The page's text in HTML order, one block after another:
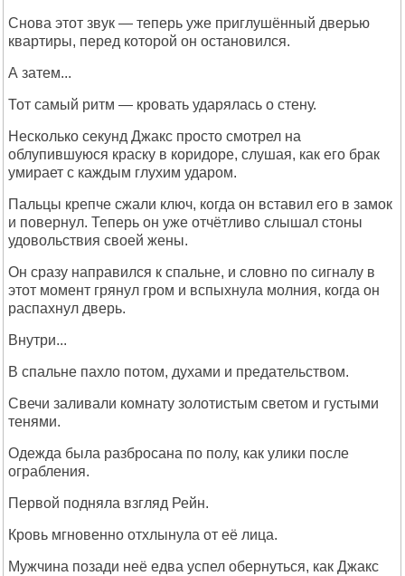
Снова этот звук — теперь уже приглушённый дверью
квартиры, перед которой он остановился.
А затем...
Тот самый ритм — кровать ударялась о стену.
Несколько секунд Джакс просто смотрел на
облупившуюся краску в коридоре, слушая, как его брак
умирает с каждым глухим ударом.
Пальцы крепче сжали ключ, когда он вставил его в замок
и повернул. Теперь он уже отчётливо слышал стоны
удовольствия своей жены.
Он сразу направился к спальне, и словно по сигналу в
этот момент грянул гром и вспыхнула молния, когда он
распахнул дверь.
Внутри...
В спальне пахло потом, духами и предательством.
Свечи заливали комнату золотистым светом и густыми
тенями.
Одежда была разбросана по полу, как улики после
ограбления.
Первой подняла взгляд Рейн.
Кровь мгновенно отхлынула от её лица.
Мужчина позади неё едва успел обернуться, как Джакс